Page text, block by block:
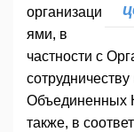
организаци
ями, в
частности с
Объединенных
также, в